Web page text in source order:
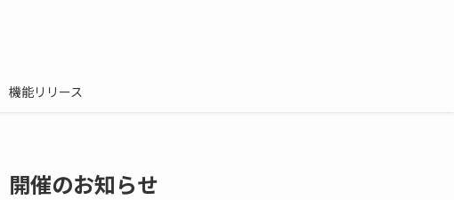
機能リリース
開催のお知らせ